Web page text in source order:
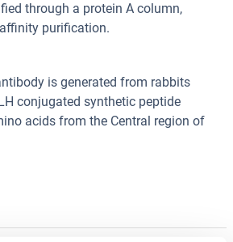
through a protein A column,
purification.
is generated from rabbits
conjugated synthetic peptide
acids from the Central region of